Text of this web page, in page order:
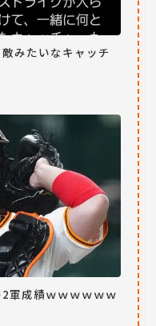
みたいなキャッチ
軍成績ｗｗｗｗｗｗ